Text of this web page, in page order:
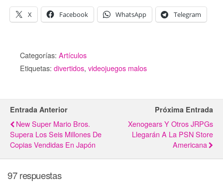
X Facebook WhatsApp Telegram
Categorías: Artículos
Etiquetas: divertidos, videojuegos malos
Entrada Anterior
New Super Mario Bros.
Supera Los Seis Millones De
Copias Vendidas En Japón
Próxima Entrada
Xenogears Y Otros JRPGs
Llegarán A La PSN Store
Americana
97 respuestas